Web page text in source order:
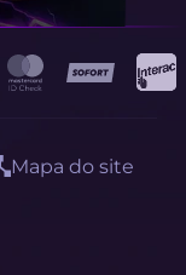
Mapa do site